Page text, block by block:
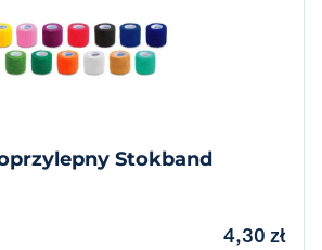
Stokband
4,30 zł